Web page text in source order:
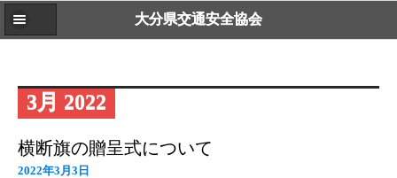
大分県交通安全協会
3月 2022
横断旗の贈呈式について
2022年3月3日